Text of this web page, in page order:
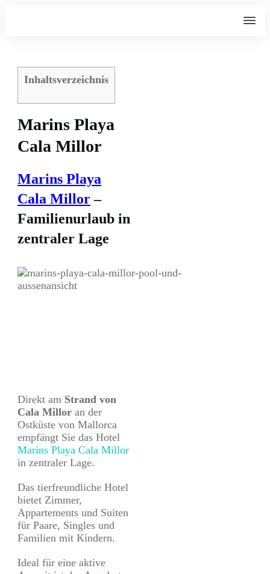
Inhaltsverzeichnis
Marins Playa
Cala Millor
Marins Playa
Cala Millor–
Familienurlaub in
zentraler Lage
Direkt am Strand von
Cala Millor an der
Ostküste von Mallorca
empfängt Sie das Hotel
Marins Playa Cala Millor
in zentraler Lage.
Das tierfreundliche Hotel
bietet Zimmer,
Appartements und Suiten
für Paare, Singles und
Familien mit Kindern.
Ideal für eine aktive